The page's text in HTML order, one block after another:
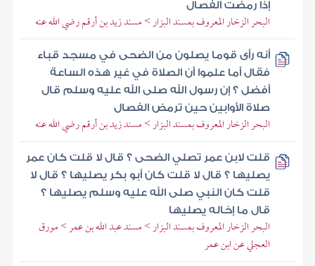
إذا رمضت الفصال
البحر الزخار المعروف بمسند البزار > مسند زيد بن أرقم رضي الله عنه
أنه رأى قوما يصلون من الضحى في مسجد قباء
فقال أما علموا أن الصلاة في غير هذه الساعة
أفضل ؟ إن رسول الله صلى الله عليه وسلم قال
صلاة الأوابين حين ترمض الفصال
البحر الزخار المعروف بمسند البزار > مسند زيد بن أرقم رضي الله عنه
قلت لابن عمر تصلي الضحى ؟ قال لا قلت كان عمر
يصليها ؟ قال لا قلت كان أبو بكر يصليها ؟ قال لا
قلت كان النبي صلى الله عليه وسلم يصليها ؟
قال ما إخاله يصليها
البحر الزخار المعروف بمسند البزار > مسند عبد الله بن عمر > مورق
العجلي عن ابن عمر